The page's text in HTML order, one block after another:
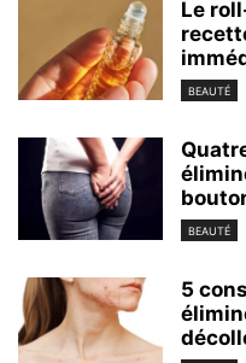
Le
BEAUTÉ
BEAUTÉ
5